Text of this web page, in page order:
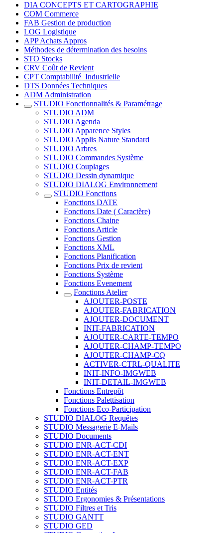
DIA CONCEPTS ET CARTOGRAPHIE
COM Commerce
FAB Gestion de production
LOG Logistique
APP Achats Appros
Méthodes de détermination des besoins
STO Stocks
CRV Coût de Revient
CPT Comptabilité_Industrielle
DTS Données Techniques
ADM Administration
STUDIO Fonctionnalités & Paramétrage
STUDIO ADM
STUDIO Agenda
STUDIO Apparence Styles
STUDIO Applis Nature Standard
STUDIO Arbres
STUDIO Commandes Système
STUDIO Couplages
STUDIO Dessin dynamique
STUDIO DIALOG Environnement
STUDIO Fonctions
Fonctions DATE
Fonctions Date ( Caractère)
Fonctions Chaine
Fonctions Article
Fonctions Gestion
Fonctions XML
Fonctions Planification
Fonctions Prix de revient
Fonctions Système
Fonctions Evenement
Fonctions Atelier
AJOUTER-POSTE
AJOUTER-FABRICATION
AJOUTER-DOCUMENT
INIT-FABRICATION
AJOUTER-CARTE-TEMPO
AJOUTER-CHAMP-TEMPO
AJOUTER-CHAMP-CQ
ACTIVER-CTRL-QUALITE
INIT-INFO-IMGWEB
INIT-DETAIL-IMGWEB
Fonctions Entrepôt
Fonctions Palettisation
Fonctions Eco-Participation
STUDIO DIALOG Requêtes
STUDIO Messagerie E-Mails
STUDIO Documents
STUDIO ENR-ACT-CDI
STUDIO ENR-ACT-ENT
STUDIO ENR-ACT-EXP
STUDIO ENR-ACT-FAB
STUDIO ENR-ACT-PTR
STUDIO Entités
STUDIO Ergonomies & Présentations
STUDIO Filtres et Tris
STUDIO GANTT
STUDIO GED